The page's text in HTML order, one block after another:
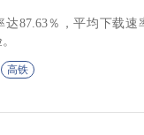
87.63％，平均下载速
高铁